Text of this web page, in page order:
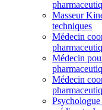
Masseur
techniques
Médecin
Médecin
Médecin